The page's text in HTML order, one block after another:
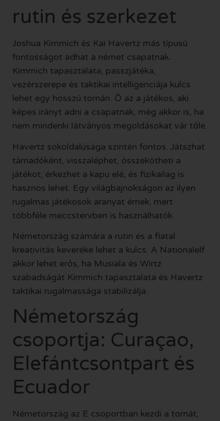
rutin és szerkezet
Joshua Kimmich és Kai Havertz más típusú
fontosságot adhat a német csapatnak.
Kimmich tapasztalata, passzjátéka,
vezérszerepe és taktikai intelligenciája kulcs
lehet egy hosszú tornán. Ő az a játékos, aki
képes irányt adni a csapatnak, még akkor is, ha
nem mindenki látványos megoldásokat vár tőle.
Havertz sokoldalúsága szintén fontos. Játszhat
támadóként, visszaléphet, összekötheti a
játékot, érkezhet a kapu elé, és fizikailag is
hasznos lehet. Egy világbajnokságon az ilyen
rugalmas játékosok aranyat érnek, mert
többféle meccstervben is használhatók.
Németország számára a rutin és a fiatal
kreativitás keveréke lehet a kulcs. A Nationalelf
akkor lehet erős, ha Musiala és Wirtz
szabadságát Kimmich tapasztalata és Havertz
taktikai rugalmassága stabilizálja.
Németország
csoportja: Curaçao,
Elefántcsontpart és
Ecuador
Németország az E csoportban kezdi a tornát,